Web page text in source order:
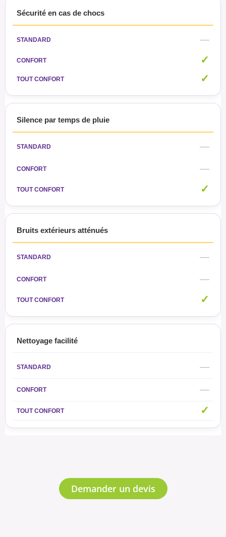
Sécurité en cas de chocs
—
✓
✓
Silence par temps de pluie
—
—
✓
Bruits extérieurs atténués
—
—
✓
Nettoyage facilité
—
—
✓
Demander un devis